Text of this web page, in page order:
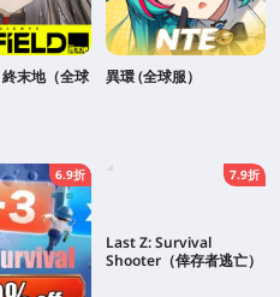
末地（全球
異環 (全球服）
6.9折 7.9折
Last Z: Survival
Shooter（倖存者逃亡）